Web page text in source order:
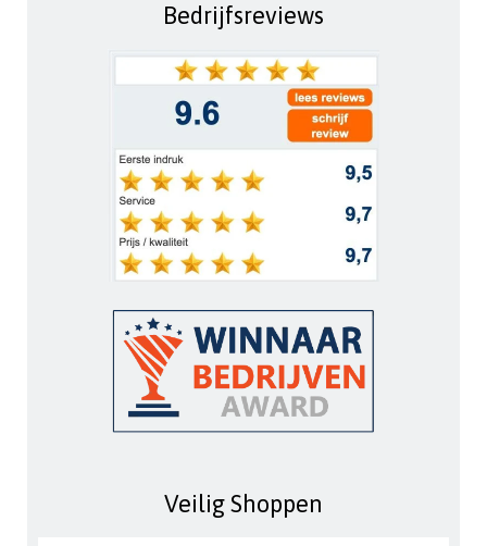
Bedrijfsreviews
Veilig Shoppen